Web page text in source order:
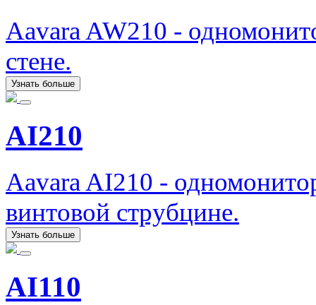
Aavara AW210 -
стене.
Узнать больше
AI210
Aavara AI210 -
винтовой струбцине.
Узнать больше
AI110